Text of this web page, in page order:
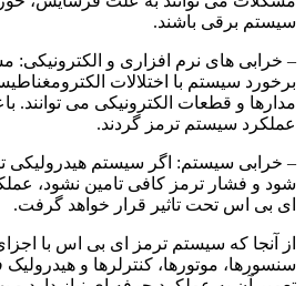
سیستم برقی باشند.
– خرابی های نرم افزاری و الکترونیکی:
برخورد سیستم با اختلالات
مدارها و قطعات الکترونیکی می توانند.
عملکرد سیستم ترمز گردند.
– خرابی سیستم: اگر سیستم هیدرولیکی
شود و فشار ترمز کافی تامین نشود،
ای بی اس تحت تاثیر قرار خواهد گرفت.
از آنجا که سیستم ترمز ای بی اس با
سنسورها، موتورها، کنترلرها و